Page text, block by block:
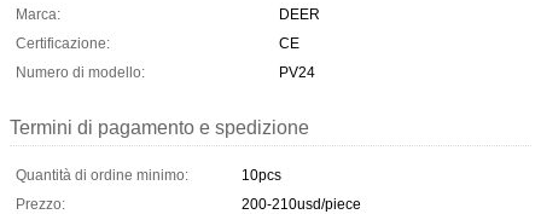
Marca:
DEER
Certificazione:
CE
Numero di modello:
PV24
Termini di pagamento e spedizione
Quantità di ordine minimo:
10pcs
Prezzo:
200-210usd/piece